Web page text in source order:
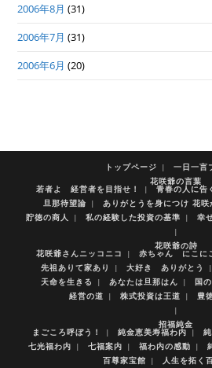
2006年8月 (31)
2006年7月 (31)
2006年6月 (20)
トップページ
一日一言
花咲爺の言葉
若者よ 経営者を目指せ！ 青春の人に告
旦那待望論
ありがとうを身につけ 花咲
貯徳の商人
私の経験した投資の基準 幸
花咲爺の詩
花咲爺さんニッコニコ 赤ちゃん にこに
先祖ありて家あり
大好き ありがとう
天命を生きる
あなたは旦那はん 国
経営の道
株式投資は王道 豊
招福純金
まごころ呼ぼう！ 純金恵美寿福わ内
七光福わ内
七福案内 福わ内の感動
百尊家宝館
人生を拓く